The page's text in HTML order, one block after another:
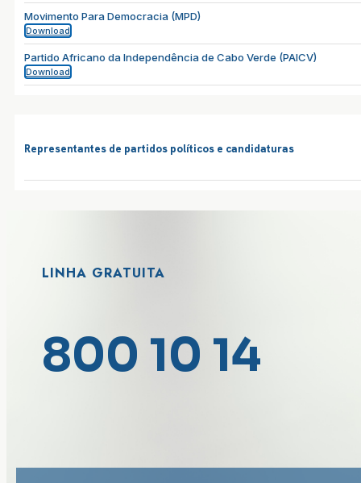
Movimento Para Democracia (MPD)
Download
Partido Africano da Independência de Cabo Verde (PAICV)
Download
Representantes de partidos políticos e candidaturas
LINHA GRATUITA
800 10 14